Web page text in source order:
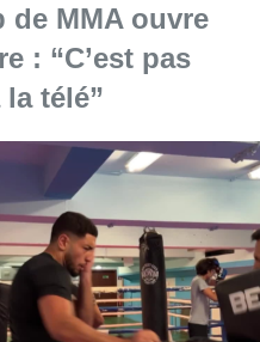
de MMA ouvre
: “C’est pas
télé”